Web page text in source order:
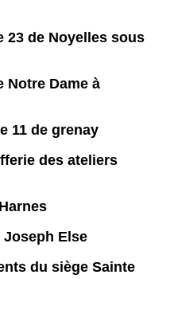
23 de Noyelles sous
Notre Dame à
11 de grenay
des ateliers
Else
du siège Sainte